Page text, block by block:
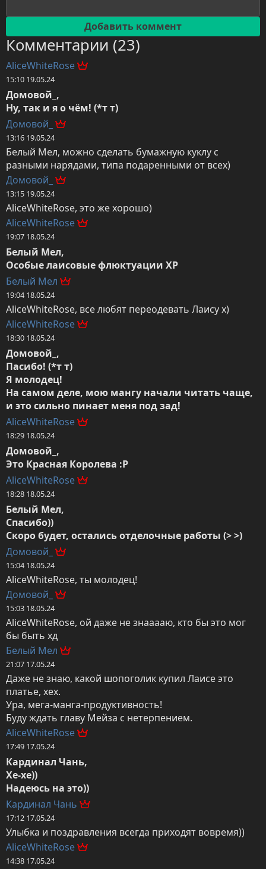
Комментарии (23)
AliceWhiteRose
15:10 19.05.24
Домовой_,
Ну, так и я о чём! (*т т)
Домовой_
13:16 19.05.24
Белый Мел, можно сделать бумажную куклу с
разными нарядами, типа подаренными от всех)
Домовой_
13:15 19.05.24
AliceWhiteRose, это же хорошо)
AliceWhiteRose
19:07 18.05.24
Белый Мел,
Особые лаисовые флюктуации ХР
Белый Мел
19:04 18.05.24
AliceWhiteRose, все любят переодевать Лаису х)
AliceWhiteRose
18:30 18.05.24
Домовой_,
Пасибо! (*т т)
Я молодец!
На самом деле, мою мангу начали читать чаще,
и это сильно пинает меня под зад!
AliceWhiteRose
18:29 18.05.24
Домовой_,
Это Красная Королева :Р
AliceWhiteRose
18:28 18.05.24
Белый Мел,
Спасибо))
Скоро будет, остались отделочные работы (> >)
Домовой_
15:04 18.05.24
AliceWhiteRose, ты молодец!
Домовой_
15:03 18.05.24
AliceWhiteRose, ой даже не знааааю, кто бы это мог
бы быть хд
Белый Мел
21:07 17.05.24
Даже не знаю, какой шопоголик купил Лаисе это
платье, хех.
Ура, мега-манга-продуктивность!
Буду ждать главу Мейза с нетерпением.
AliceWhiteRose
17:49 17.05.24
Кардинал Чань,
Хе-хе))
Надеюсь на это))
Кардинал Чань
17:12 17.05.24
Улыбка и поздравления всегда приходят вовремя))
AliceWhiteRose
14:38 17.05.24